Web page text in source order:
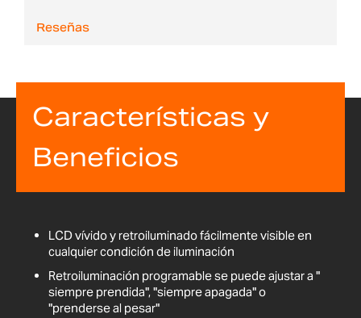
Reseñas
Características y
Beneficios
LCD vívido y retroiluminado fácilmente visible en
cualquier condición de iluminación
Retroiluminación programable se puede ajustar a "
siempre prendida", "siempre apagada" o
"prenderse al pesar"